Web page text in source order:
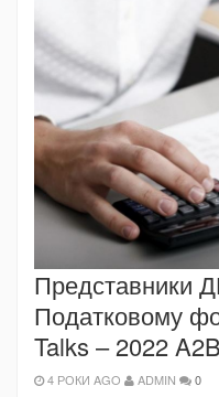
Представники
Податковому
Talks – 2022
4 РОКИ AGO ADMIN 0